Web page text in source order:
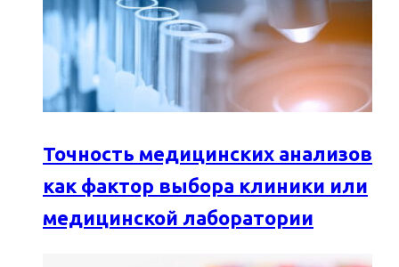
Точность медицинских анализов
как фактор выбора клиники или
медицинской лаборатории